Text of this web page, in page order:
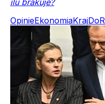
OpinieEkonomiaKraj